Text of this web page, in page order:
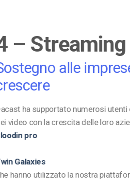
–
alle
ha supportato numerosi utenti
video con la crescita delle loro
pro
Galaxies
hanno utilizzato la nostra